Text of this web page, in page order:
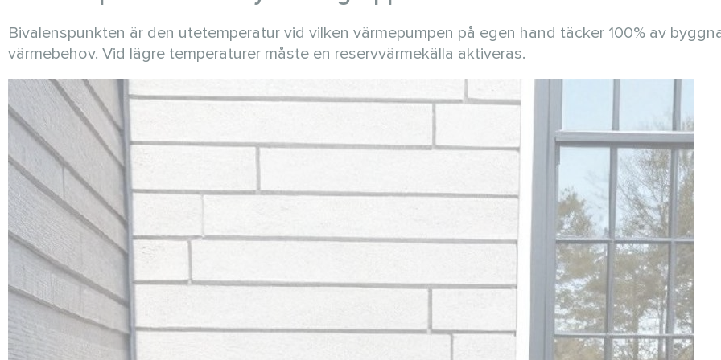
Bivalenspunkten är den utetemperatur vid vilken värmepumpen på egen hand täcker 100% av
värmebehov. Vid lägre temperaturer måste en reservvärmekälla aktiveras.